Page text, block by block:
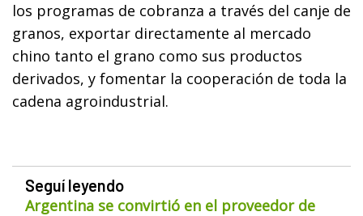
los programas de cobranza a través del canje de
granos, exportar directamente al mercado
chino tanto el grano como sus productos
derivados, y fomentar la cooperación de toda la
cadena agroindustrial.
Seguí leyendo
Argentina se convirtió en el proveedor de